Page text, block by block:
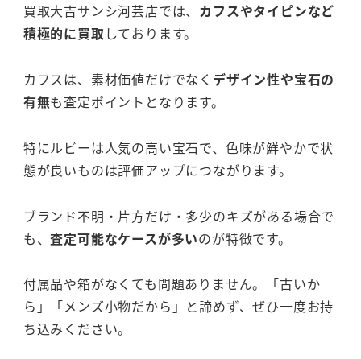
買取大吉サンシ河芸店では、 カフスやタイピンなど
積極的に買取 しております。
カフスは、素材価値だけでなく デザイン性や宝石の
有無も査定ポイントとなります。
特にルビーは人気の高い宝石で、色味が鮮やかで状
態が良いものは評価アップにつながります。
ブランド不明・片方だけ・多少のキズがある場合で
も、査定可能なケースが多いのが特徴です。
付属品や箱がなくても問題ありません。「古いか
ら」「メンズ小物だから」と諦めず、ぜひ一度お持
ち込みください。